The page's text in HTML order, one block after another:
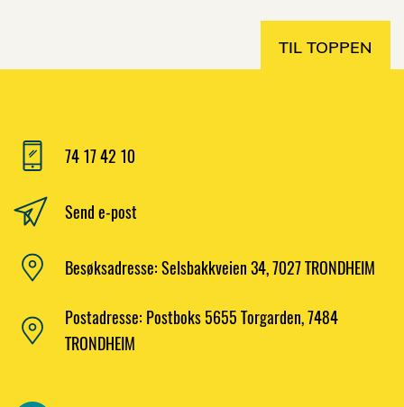
TIL TOPPEN
74 17 42 10
Send e-post
Besøksadresse: Selsbakkveien 34, 7027 TRONDHEIM
Postadresse: Postboks 5655 Torgarden, 7484
TRONDHEIM